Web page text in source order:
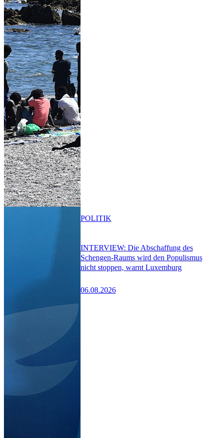
INTERVIEW: Die Abschaffung des
Schengen-Raums wird den Populismus
nicht stoppen, warnt Luxemburg
06.08.2026
POLITIK